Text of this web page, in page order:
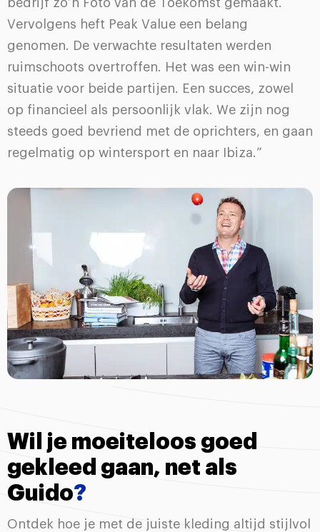
bedrijf zo’n Foto van de Toekomst gemaakt.
Vervolgens heft Peak Value een belang
genomen. De verwachte resultaten werden
ruimschoots overtroffen. Het was een win-win
situatie voor beide partijen. Een succes, zowel
op financieel als persoonlijk vlak. We zijn nog
steeds goed bevriend met de oprichters, en gaan
regelmatig op wintersport en naar Ibiza.”
Wil je moeiteloos goed
gekleed gaan, net als
Guido?
Ontdek hoe je met de juiste kleding altijd stijlvol